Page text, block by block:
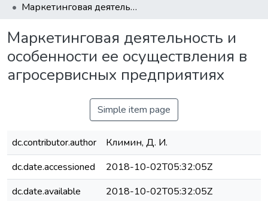
Маркетинговая деятельность и особенности ее осуществления в агросервисных предприятиях
Маркетинговая деятельность и
особенности ее осуществления в
агросервисных предприятиях
Simple item page
dc.contributor.author
Климин, Д. И.
dc.date.accessioned
2018-10-02T05:32:05Z
dc.date.available
2018-10-02T05:32:05Z